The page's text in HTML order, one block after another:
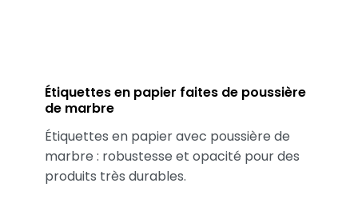
Étiquettes en papier faites de poussière
de marbre
Étiquettes en papier avec poussière de
marbre : robustesse et opacité pour des
produits très durables.